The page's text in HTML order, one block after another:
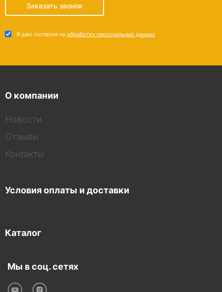
Заказать звонок
Я даю согласие на обработку персональных данных
О компании
Новости
Отзывы
Контакты
Условия оплаты и доставки
Каталог
Мы в соц. сетях